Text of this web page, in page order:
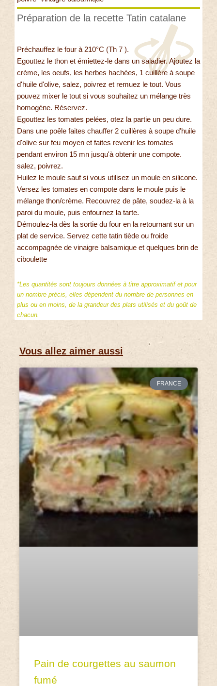
Préparation de la recette Tatin catalane
Préchauffez le four à 210°C (Th 7 ).
Egouttez le thon et émiettez-le dans un saladier. Ajoutez la
crème, les oeufs, les herbes hachées, 1 cuillère à soupe
d'huile d'olive, salez, poivrez et remuez le tout. Vous
pouvez mixer le tout si vous souhaitez un mélange très
homogène. Réservez.
Egouttez les tomates pelées, otez la partie un peu dure.
Dans une poêle faites chauffer 2 cuillères à soupe d'huile
d'olive sur feu moyen et faites revenir les tomates
pendant environ 15 mn jusqu'à obtenir une compote.
salez, poivrez.
Huilez le moule sauf si vous utilisez un moule en silicone.
Versez les tomates en compote dans le moule puis le
mélange thon/crème. Recouvrez de pâte, soudez-la à la
paroi du moule, puis enfournez la tarte.
Démoulez-la dès la sortie du four en la retournant sur un
plat de service. Servez cette tatin tiède ou froide
accompagnée de vinaigre balsamique et quelques brin de
ciboulette
*Les quantités sont toujours données à titre approximatif et pour
un nombre précis, elles dépendent du nombre de personnes en
plus ou en moins, de la grandeur des plats utilisés et du goût de
chacun.
Vous allez aimer aussi
FRANCE
Pain de courgettes au saumon
fumé